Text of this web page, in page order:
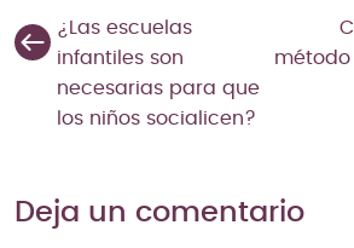
¿Las escuelas
infantiles son
necesarias para que
los niños socialicen?
método
Deja un comentario